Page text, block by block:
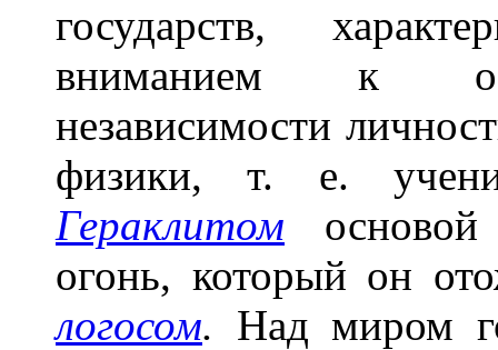
государств,
вниманием к
независимости
физики, т. е.
Гераклитом основой
огонь, который он
логосом. Над миром